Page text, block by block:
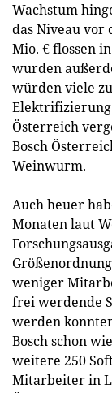
Wachstum
das Niveau vor
Mio. € flossen
wurden
würden viele
Österreich
Bosch
Weinwurm.
Auch heuer
Monaten laut
weniger
frei werdende
werden
Bosch schon
weitere 250
Mitarbeiter in